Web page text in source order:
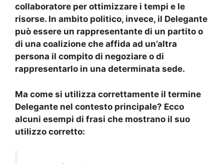
collaboratore per ottimizzare i tempi e le
risorse. In ambito politico, invece, il Delegante
può essere un rappresentante di un partito o
di una coalizione che affida ad un’altra
persona il compito di negoziare o di
rappresentarlo in una determinata sede.
Ma come si utilizza correttamente il termine
Delegante nel contesto principale? Ecco
alcuni esempi di frasi che mostrano il suo
utilizzo corretto: